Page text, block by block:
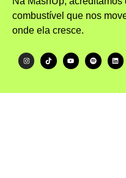
combustível que nos
onde ela cresce.